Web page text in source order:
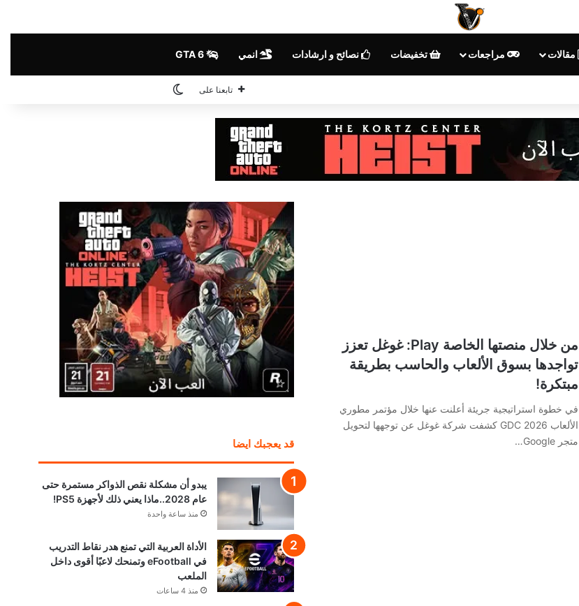
مقالات مراجعات تخفيضات نصائح و ارشادات انمي
تابعنا على الوضع المظلم
من خلال منصتها الخاصة Play: غوغل تعزز
تواجدها بسوق الألعاب والحاسب بطريقة
مبتكرة!
في خطوة استراتيجية جريئة أعلنت عنها خلال مؤتمر مطوري
الألعاب GDC 2026 كشفت شركة غوغل عن توجهها لتحويل
متجر Google…
قد يعجبك ايضا
يبدو أن مشكلة نقص الذواكر مستمرة حتى
عام 2028..ماذا يعني ذلك لأجهزة PS5!
منذ ساعة واحدة
الأداة العربية التي تمنع هدر نقاط التدريب
في eFootball وتمنحك لاعبًا أقوى داخل
الملعب
منذ 4 ساعات